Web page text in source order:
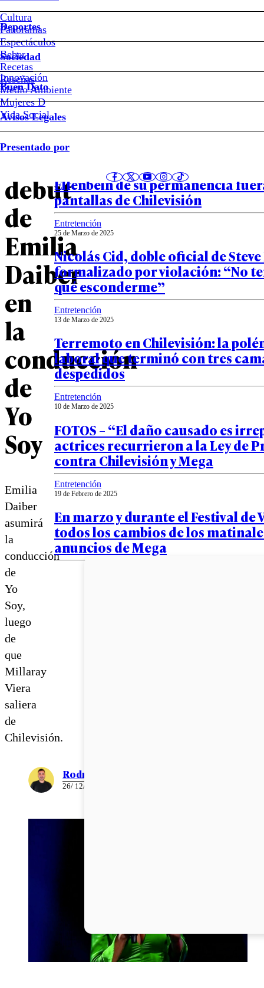
Cultura
Panoramas
Espectáculos
Beber
Recetas
Reseñas
Deportes
Sociedad
Innovación
Medio Ambiente
Mujeres D
Vida Social
Buen Dato
Avisos Legales
Presentado por
Las
reacciones
que
dejó
el
debut
de
Emilia
Daiber
en
la
conducción
de
Yo
Soy
Emilia
Daiber
asumirá
la
conducción
de
Yo
Soy,
luego
de
que
Millaray
Viera
saliera
de
Chilevisión.
Rodrigo León
26/ 12/ 2022
Notas relacionadas
06 de Abril de 2025
“Se ha dado así…”: lo que dijo
Elfenbein de su permanencia
pantallas de Chilevisión
Entretención
25 de Marzo de 2025
Nicolás Cid, doble oficial de
formalizado por violación: “No
qué esconderme”
Entretención
13 de Marzo de 2025
Terremoto en Chilevisión: la
laboral que terminó con tres
despedidos
Entretención
10 de Marzo de 2025
FOTOS – “El daño causado es
actrices recurrieron a la Ley de
contra Chilevisión y Mega
Entretención
19 de Febrero de 2025
En marzo y durante el Festival de
todos los cambios de los
anuncios de Mega